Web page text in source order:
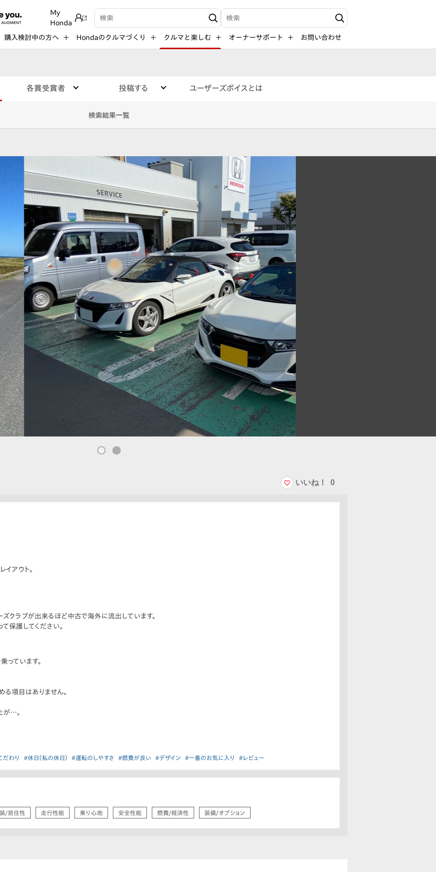
My
Honda
検索キーワード入力 検索キーワード入力
購入検討中の方へ Hondaのクルマづくり クルマと楽しむ オーナーサポート お問い合わせ
各賞受賞者 投稿する ユーザーズボイスとは
検索結果一覧
いいね！ 0
イアウト。
クラブが出来るほど中古で海外に流出しています。
保護してください。
っています。
項目はありません。
が…。
だわり #休日（私の休日） #運転のしやすさ #燃費が良い #デザイン #一番のお気に入り #レビュー
/居住性 走行性能 乗り心地 安全性能 燃費/経済性 装備/オプション